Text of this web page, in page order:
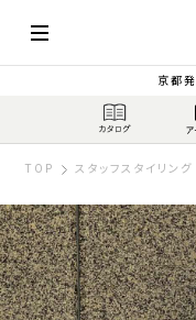
京都
TOP スタッフスタイリング